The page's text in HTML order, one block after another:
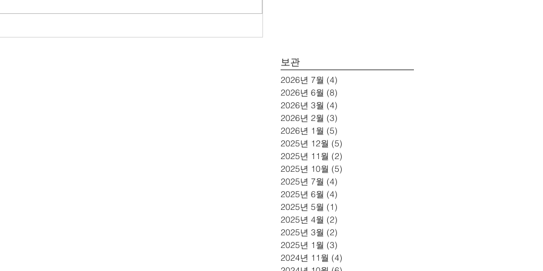
보관
2026년 7월 (4)
2026년 6월 (8)
2026년 3월 (4)
2026년 2월 (3)
2026년 1월 (5)
2025년 12월 (5)
2025년 11월 (2)
2025년 10월 (5)
2025년 7월 (4)
2025년 6월 (4)
2025년 5월 (1)
2025년 4월 (2)
2025년 3월 (2)
2025년 1월 (3)
2024년 11월 (4)